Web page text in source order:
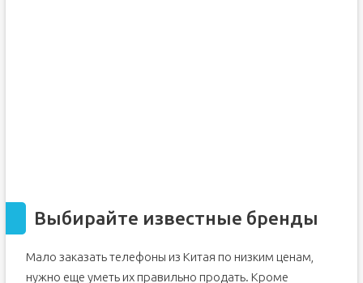
Выбирайте известные бренды
Мало заказать телефоны из Китая по низким ценам,
нужно еще уметь их правильно продать. Кроме